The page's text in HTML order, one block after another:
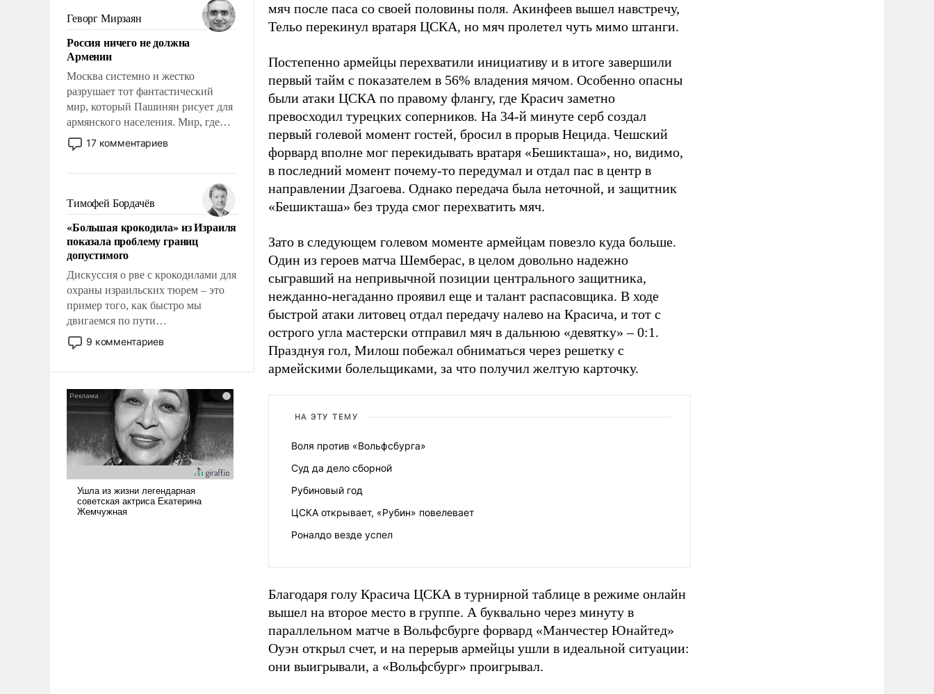
уязвимости США, например, перед
Китаем.
Геворг Мирзаян
Россия ничего не должна
Армении
Москва системно и жестко
разрушает тот фантастический
мир, который Пашинян рисует для
армянского населения. Мир, где
политические прожекты будут
безусловно оплачиваться за счет
где Еревану за свои поступки не
нужно отвечать.
17 комментариев
Тимофей Бордачёв
«Большая крокодила» из Израиля
показала проблему границ
допустимого
Дискуссия о рве с крокодилами для
охраны израильских тюрем – это
пример того, как быстро мы
двигаемся по пути
революционных изменений. То,
что несколько лет назад было
обсуждаемой идеей.
9 комментариев
мяч после паса со своей половины поля. Акинфеев вышел навстречу,
Тельо перекинул вратаря ЦСКА, но мяч пролетел чуть мимо штанги.
Постепенно армейцы перехватили инициативу и в итоге завершили
первый тайм с показателем в 56% владения мячом. Особенно опасны
были атаки ЦСКА по правому флангу, где Красич заметно
превосходил турецких соперников. На 34-й минуте серб создал
первый голевой момент гостей, бросил в прорыв Нецида. Чешский
форвард вполне мог перекидывать вратаря «Бешикташа», но, видимо,
в последний момент почему-то передумал и отдал пас в центр в
направлении Дзагоева. Однако передача была неточной, и защитник
«Бешикташа» без труда смог перехватить мяч.
Зато в следующем голевом моменте армейцам повезло куда больше.
Один из героев матча Шемберас, в целом довольно надежно
сыгравший на непривычной позиции центрального защитника,
нежданно-негаданно проявил еще и талант распасовщика. В ходе
быстрой атаки литовец отдал передачу налево на Красича, и тот с
острого угла мастерски отправил мяч в дальнюю «девятку» – 0:1.
Празднуя гол, Милош побежал обниматься через решетку с
армейскими болельщиками, за что получил желтую карточку.
НА ЭТУ ТЕМУ
Воля против «Вольфсбурга»
Суд да дело сборной
Рубиновый год
ЦСКА открывает, «Рубин» повелевает
Роналдо везде успел
Благодаря голу Красича ЦСКА в турнирной таблице в режиме онлайн
вышел на второе место в группе. А буквально через минуту в
параллельном матче в Вольфсбурге форвард «Манчестер Юнайтед»
Оуэн открыл счет, и на перерыв армейцы ушли в идеальной ситуации:
они выигрывали, а «Вольфсбург» проигрывал.